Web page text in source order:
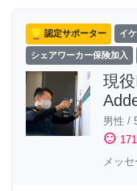
認定サポーター イ
シェアワーカー保険加入
現
男性 /
sentiment_satisfied
メッ